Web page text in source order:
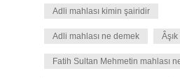
Adli mahlası kimin şairidir
Adli mahlası ne demek
Fatih Sultan Mehmetin mahlası